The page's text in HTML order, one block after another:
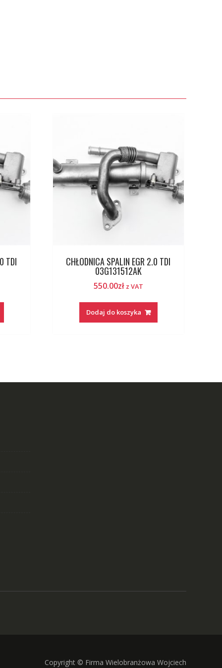
TDI CHŁODNICA SPALIN EGR 2.0 TDI
03G131512AK
550.00zł z VAT
Dodaj do koszyka
Copyright © Firma Wielobranżowa Wojciech